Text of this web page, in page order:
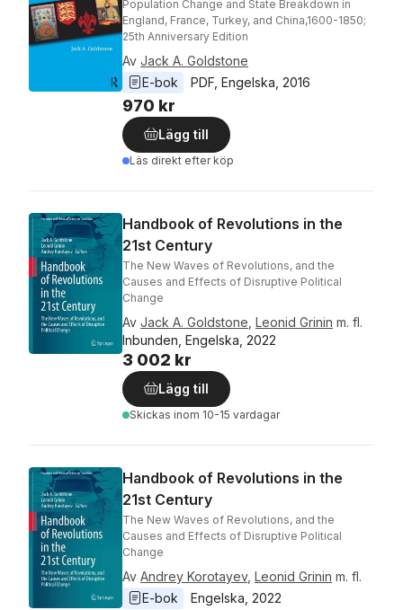
Population Change and State Breakdown in
England, France, Turkey, and China,1600-1850;
25th Anniversary Edition
Av Jack A. Goldstone
E-bok
PDF Engelska 2016
970 kr
Lägg till
Läs direkt efter köp
Handbook of Revolutions in the
21st Century
The New Waves of Revolutions, and the
Causes and Effects of Disruptive Political
Change
Av Jack A. Goldstone Leonid Grinin m. fl.
Inbunden, Engelska, 2022
3 002 kr
Lägg till
Skickas inom 10-15 vardagar
Handbook of Revolutions in the
21st Century
The New Waves of Revolutions, and the
Causes and Effects of Disruptive Political
Change
Av Andrey Korotayev, Leonid Grinin m. fl.
E-bok
Engelska 2022